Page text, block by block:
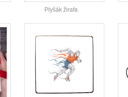
Plyšák žirafa